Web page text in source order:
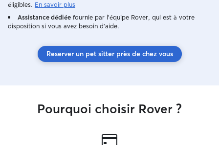
éligibles. En savoir plus
Assistance dédiée fournie par l'équipe Rover, qui est à votre
disposition si vous avez besoin d'aide.
Reserver un pet sitter près de chez vous
Pourquoi choisir Rover ?